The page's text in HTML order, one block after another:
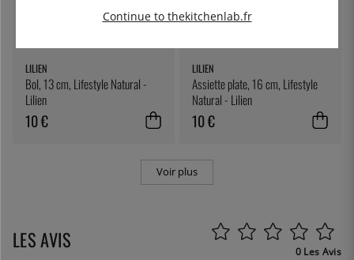
LILIEN
Bol, 13 cm, Lifestyle Natural -
Lilien
10 €
LILIEN
Assiette plate, 16 cm, Lifestyle
Natural - Lilien
10 €
Voir plus
LES AVIS 0 Les Avis
Continue to thekitchenlab.fr